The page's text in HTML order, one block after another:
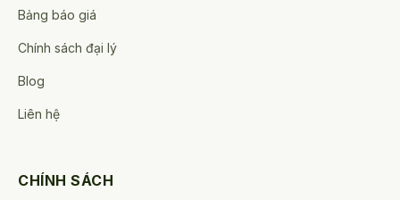
Bảng báo giá
Chính sách đại lý
Blog
Liên hệ
CHÍNH SÁCH